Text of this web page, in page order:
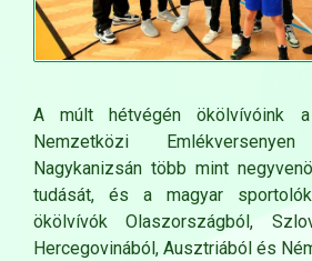
A múlt hétvégén ökölvívóink
Nemzetközi
Nagykanizsán több mint
tudását, és a magyar
ökölvívók Olaszországból,
Hercegovinából, Ausztriából és